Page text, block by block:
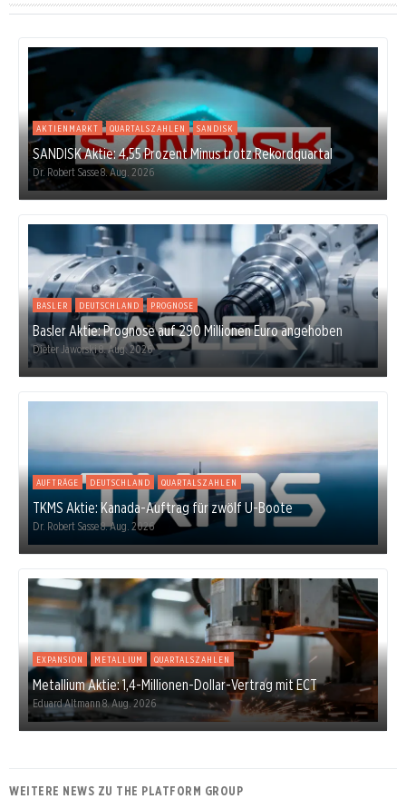
AKTIENMARKT QUARTALSZAHLEN SANDISK
SANDISK Aktie: 4,55 Prozent Minus trotz Rekordquartal
Dr. Robert Sasse8. Aug. 2026
BASLER DEUTSCHLAND PROGNOSE
Basler Aktie: Prognose auf 290 Millionen Euro angehoben
Dieter Jaworski 8. Aug. 2026
AUFTRÄGE DEUTSCHLAND QUARTALSZAHLEN
TKMS Aktie: Kanada-Auftrag für zwölf U-Boote
Dr. Robert Sasse8. Aug. 2026
EXPANSION METALLIUM QUARTALSZAHLEN
Metallium Aktie: 1,4-Millionen-Dollar-Vertrag mit ECT
Eduard Altmann8. Aug. 2026
WEITERE NEWS ZU THE PLATFORM GROUP